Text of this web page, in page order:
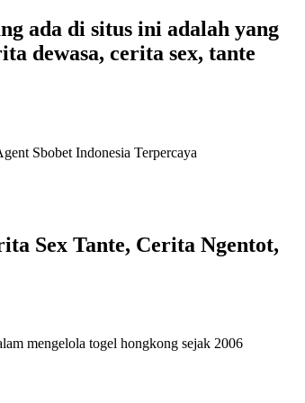
ada di situs ini adalah yang
dewasa, cerita sex, tante
Sbobet Indonesia Terpercaya
Sex Tante, Cerita Ngentot,
mengelola togel hongkong sejak 2006